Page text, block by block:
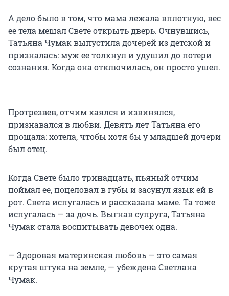
А дело было в том, что мама лежала вплотную, вес
ее тела мешал Свете открыть дверь. Очнувшись,
Татьяна Чумак выпустила дочерей из детской и
призналась: муж ее толкнул и удушил до потери
сознания. Когда она отключилась, он просто ушел.
Протрезвев, отчим каялся и извинялся,
признавался в любви. Девять лет Татьяна его
прощала: хотела, чтобы хотя бы у младшей дочери
был отец.
Когда Свете было тринадцать, пьяный отчим
поймал ее, поцеловал в губы и засунул язык ей в
рот. Света испугалась и рассказала маме. Та тоже
испугалась — за дочь. Выгнав супруга, Татьяна
Чумак стала воспитывать девочек одна.
— Здоровая материнская любовь — это самая
крутая штука на земле, — убеждена Светлана
Чумак.